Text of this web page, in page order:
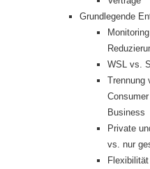
Grundlegende
WSL vs.
Trennung
Business
Private
vs. nur